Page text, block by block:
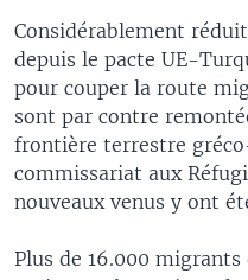
Considérablement
depuis le pacte UE-
pour couper la route
sont par contre
frontière terrestre
commissariat aux
nouveaux venus y ont
Plus de 16.000